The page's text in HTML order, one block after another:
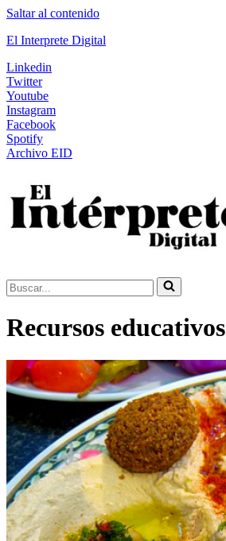
Saltar al contenido
El Interprete Digital
Linkedin
Twitter
Youtube
Instagram
Facebook
Spotify
Archivo EID
Buscar...
Recursos educativos